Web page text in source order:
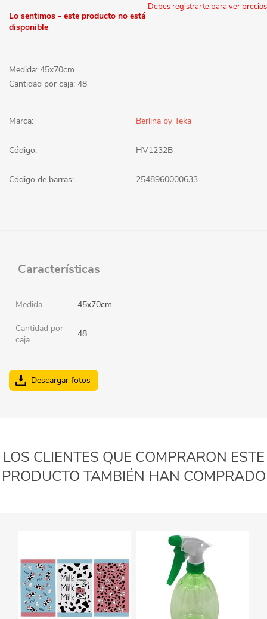
Debes registrarte para ver precios
Lo sentimos - este producto no está
disponible
Medida: 45x70cm
Cantidad por caja: 48
Marca: Berlina by Teka
Código: HV1232B
Código de barras: 2548960000633
Características
Medida 45x70cm
Cantidad por
caja
48
Descargar fotos
LOS CLIENTES QUE COMPRARON ESTE
PRODUCTO TAMBIÉN HAN COMPRADO